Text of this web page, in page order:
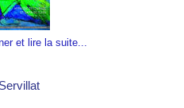
et lire la suite...